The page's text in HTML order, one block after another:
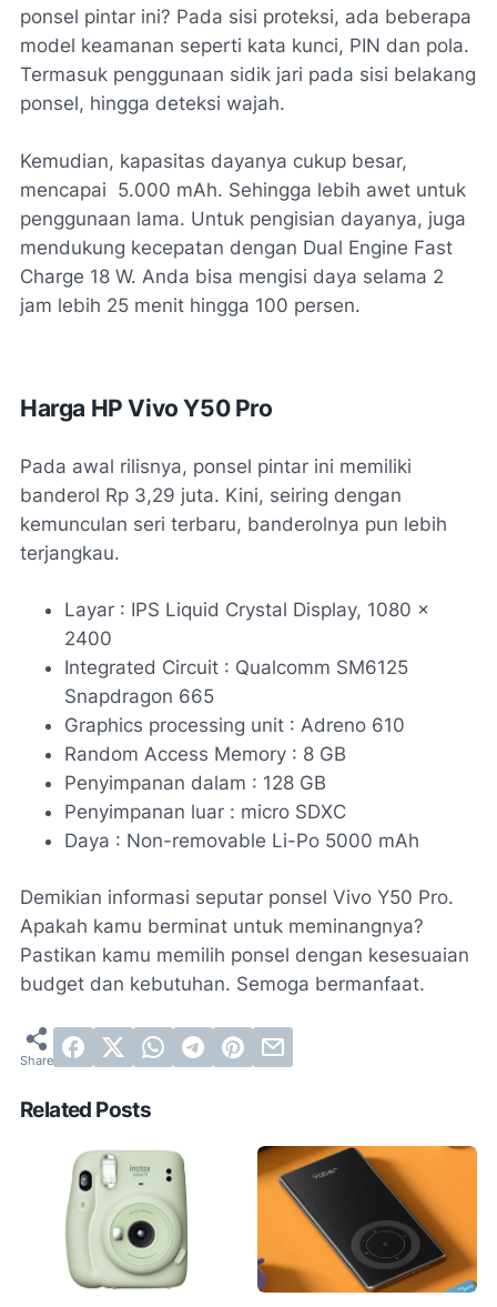
ponsel pintar ini? Pada sisi proteksi, ada beberapa
model keamanan seperti kata kunci, PIN dan pola.
Termasuk penggunaan sidik jari pada sisi belakang
ponsel, hingga deteksi wajah.
Kemudian, kapasitas dayanya cukup besar,
mencapai 5.000 mAh. Sehingga lebih awet untuk
penggunaan lama. Untuk pengisian dayanya, juga
mendukung kecepatan dengan Dual Engine Fast
Charge 18 W. Anda bisa mengisi daya selama 2
jam lebih 25 menit hingga 100 persen.
Harga HP Vivo Y50 Pro
Pada awal rilisnya, ponsel pintar ini memiliki
banderol Rp 3,29 juta. Kini, seiring dengan
kemunculan seri terbaru, banderolnya pun lebih
terjangkau.
Layar : IPS Liquid Crystal Display, 1080 x
2400
Integrated Circuit : Qualcomm SM6125
Snapdragon 665
Graphics processing unit : Adreno 610
Random Access Memory : 8 GB
Penyimpanan dalam : 128 GB
Penyimpanan luar : micro SDXC
Daya : Non-removable Li-Po 5000 mAh
Demikian informasi seputar ponsel Vivo Y50 Pro.
Apakah kamu berminat untuk meminangnya?
Pastikan kamu memilih ponsel dengan kesesuaian
budget dan kebutuhan. Semoga bermanfaat.
Related Posts